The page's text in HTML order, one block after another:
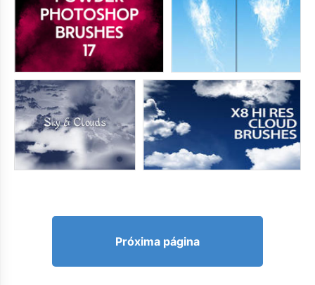
Próxima página